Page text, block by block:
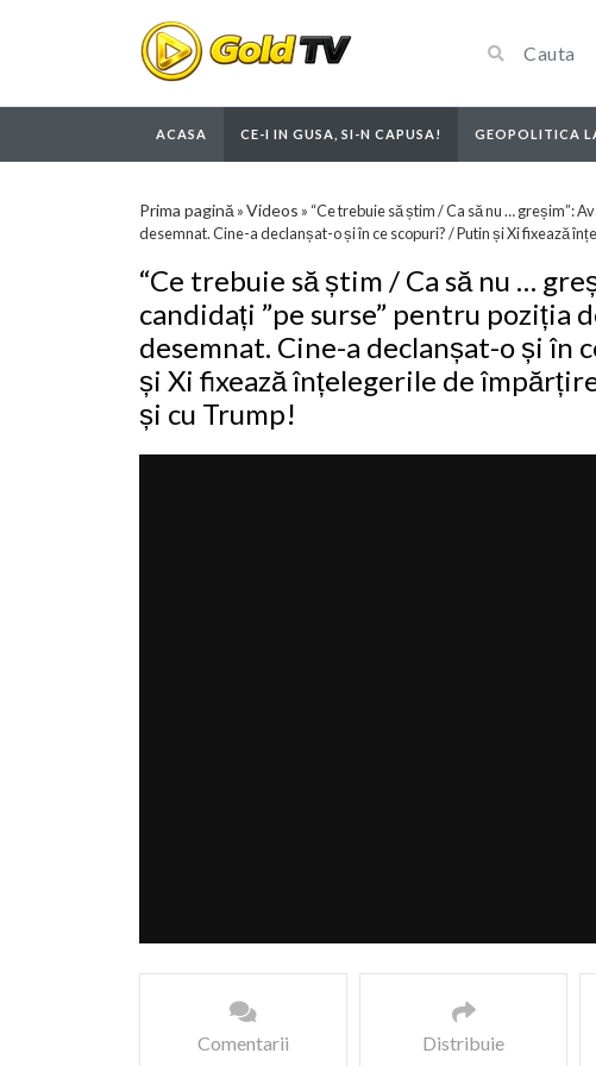
ACASA CE-I IN GUSA, SI-N CAPUSA! GEOPOLITICA
Prima pagină »Videos » “Ce trebuie să știm / Ca să nu … greșim”:
desemnat. Cine-a declanșat-o și în ce scopuri? / Putin și Xi fixează
“Ce trebuie să știm / Ca să nu …
candidați ”pe surse” pentru poziția
desemnat. Cine-a declanșat-o și în
și Xi fixează înțelegerile de
și cu Trump!
Comentarii Distribuie